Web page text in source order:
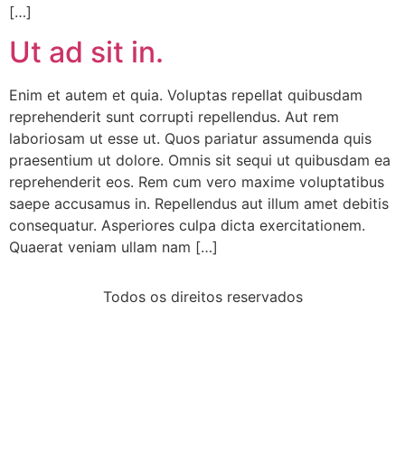
[…]
Ut ad sit in.
Enim et autem et quia. Voluptas repellat quibusdam
reprehenderit sunt corrupti repellendus. Aut rem
laboriosam ut esse ut. Quos pariatur assumenda quis
praesentium ut dolore. Omnis sit sequi ut quibusdam ea
reprehenderit eos. Rem cum vero maxime voluptatibus
saepe accusamus in. Repellendus aut illum amet debitis
consequatur. Asperiores culpa dicta exercitationem.
Quaerat veniam ullam nam […]
Todos os direitos reservados